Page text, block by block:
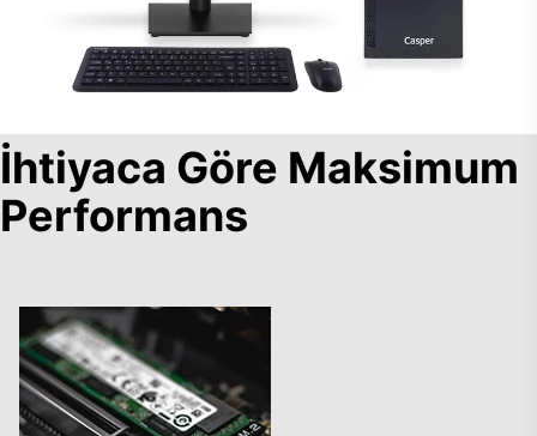
İhtiyaca Göre Maksimum
Performans